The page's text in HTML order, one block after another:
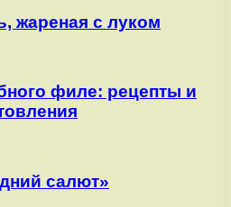
жареная с луком
филе: рецепты и
салют»